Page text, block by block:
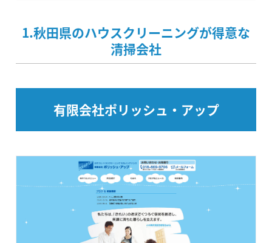
1.秋田県のハウスクリーニングが得意な
清掃会社
有限会社ポリッシュ・アップ